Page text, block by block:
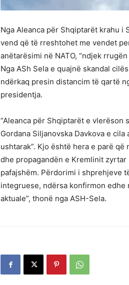
Nga Aleanca për Shqiptarët krahu i
vend që të rreshtohet me vendet
anëtarësimi në NATO, “ndjek
Nga ASh Sela e quajnë skandal
ndërkaq presin distancim të qartë
presidentja.
“Aleanca për Shqiptarët e vlerëson
Gordana Siljanovska Davkova e
ushtarak”. Kjo është hera e parë
dhe propagandën e Kremlinit
pafajshëm. Përdorimi i shprehjeve
integruese, ndërsa konfirmon
aktuale”, thonë nga ASH-Sela.